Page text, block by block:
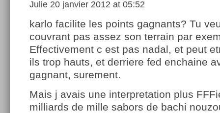
Julie 20 janvier 2012 at 05:52
karlo facilite les points gagnants? Tu
couvrant pas assez son terrain par
Effectivement c est pas nadal, et peut
ils trop hauts, et derriere fed enchaine
gagnant, surement.
Mais j avais une interpretation plus
milliards de mille sabors de bachi